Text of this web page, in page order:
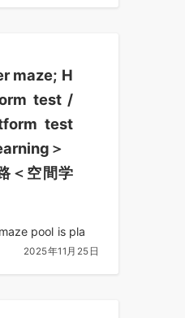
maze; H
test /
test
＞
＜空間学
pool is pla
2025年11月25日